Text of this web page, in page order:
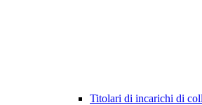
Titolari di incarichi di